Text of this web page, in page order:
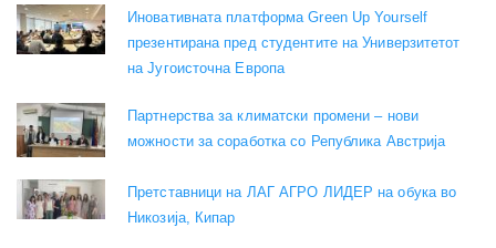
Иновативната платформа Green Up Yourself
презентирана пред студентите на Универзитетот
на Југоисточна Европа
Партнерства за климатски промени – нови
можности за соработка со Република Австрија
Претставници на ЛАГ АГРО ЛИДЕР на обука во
Никозија, Кипар